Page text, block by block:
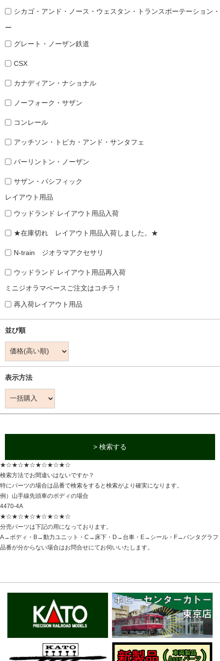
シカゴ・アンド・ノース・ウェスタン・トランスポーテーション
ー
グレート・ノーザン鉄道
CSX
カナディアン・ナショナル
ノーフォーク・サザン
コンレール
アッチソン・トピカ・アンド・サンタフェ
バーリントン・ノーザン
サザン・パシフィック
レイアウト用品
ウッドランド レイアウト用品入荷
★在庫切れ レイアウト用品入荷しました。★
N-train ジオラマアクセサリ
ウッドランド レイアウト用品再入荷
ミニジオラマベースご注文はコチラ！
再入荷レイアウト用品
並び順
表示方法
> 検索する
★☆★☆★☆★☆★☆★☆
検索方法でお間違いはないですか？
特にパーツの場合は品番で検索をすると検索がより確実になります。
例）山手線先頭車のボディの場合
4470-4A
★☆★☆★☆★☆★☆★☆
分売パーツは下記の用になっております。
A→ボディ・B→動力ユニット・C→床下・D→台車・E→シール・F→パンタグラフ
品番が分からない場合はお問合せにてお伺いいたします。